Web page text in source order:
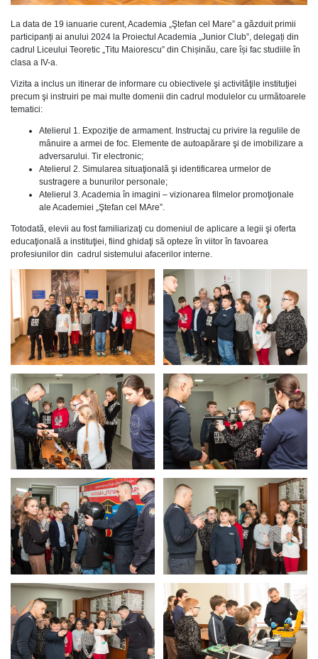
La data de 19 ianuarie curent, Academia „Ştefan cel Mare” a găzduit primii
participanți ai anului 2024 la Proiectul Academia „Junior Club”, delegați din
cadrul Liceului Teoretic „Titu Maiorescu” din Chișinău, care își fac studiile în
clasa a IV-a.
Vizita a inclus un itinerar de informare cu obiectivele şi activităţile instituţiei
precum şi instruiri pe mai multe domenii din cadrul modulelor cu următoarele
tematici:
Atelierul 1. Expoziţie de armament. Instructaj cu privire la regulile de
mânuire a armei de foc. Elemente de autoapărare şi de imobilizare a
adversarului. Tir electronic;
Atelierul 2. Simularea situaţională şi identificarea urmelor de
sustragere a bunurilor personale;
Atelierul 3. Academia în imagini – vizionarea filmelor promoţionale
ale Academiei „Ştefan cel MAre”.
Totodată, elevii au fost familiarizaţi cu domeniul de aplicare a legii şi oferta
educaţională a instituţiei, fiind ghidaţi să opteze în viitor în favoarea
profesiunilor din cadrul sistemului afacerilor interne.